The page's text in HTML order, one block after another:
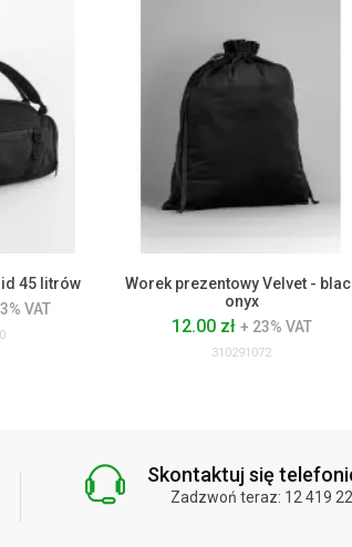
45 litrów
VAT
Worek prezentowy Velvet -
onyx
12.00 zł + 23% VAT
310291072
Skontaktuj się
Zadzwoń teraz: 12 419